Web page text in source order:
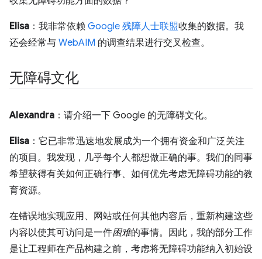
Elisa ：我非常依赖 Google 残障人士联盟收集的数据。我
还会经常与 WebAIM 的调查结果进行交叉检查。
无障碍文化
Alexandra ：请介绍一下 Google 的无障碍文化。
Elisa ：它已非常迅速地发展成为一个拥有资金和广泛关注
的项目。我发现，几乎每个人都想做正确的事。我们的同事
希望获得有关如何正确行事、如何优先考虑无障碍功能的教
育资源。
在错误地实现应用、网站或任何其他内容后，重新构建这些
内容以使其可访问是一件困难的事情。因此，我的部分工作
是让工程师在产品构建之前，考虑将无障碍功能纳入初始设